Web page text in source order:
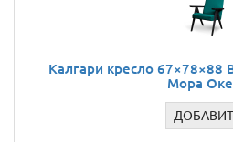
Калгари кресло
Мора